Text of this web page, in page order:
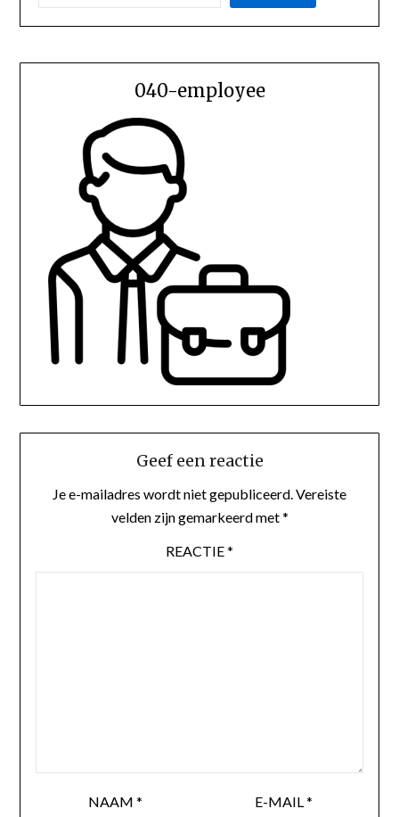
040-employee
Geef een reactie
Je e-mailadres wordt niet gepubliceerd. Vereiste
velden zijn gemarkeerd met*
REACTIE*
NAAM* E-MAIL *